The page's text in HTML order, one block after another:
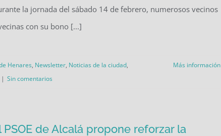
la jornada del sábado 14 de febrero, numerosos vecinos
con su bono [...]
Henares, Newsletter, Noticias de la ciudad,
| Sin comentarios
Más información
PSOE de Alcalá propone reforzar la